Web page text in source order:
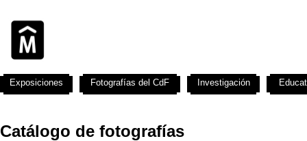
Catálogo de fotografías
Exposiciones Fotografías del CdF Investigación